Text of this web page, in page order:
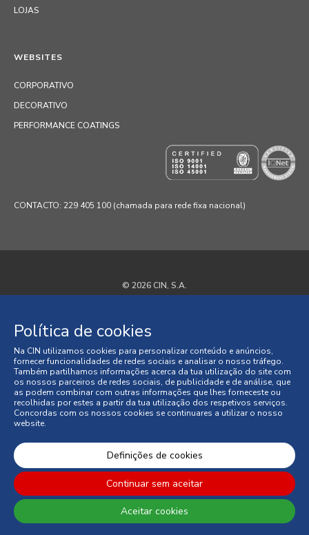
LOJAS
WEBSITES
CORPORATIVO
DECORATIVO
PERFORMANCE COATINGS
CONTACTO: 229 405 100 (chamada para rede fixa nacional)
© 2026 CIN, S.A.
Política de Privacidade
Política de Cookies
Faqs
Litígios de Consumo
Condições Gerais de Venda
Política de cookies
Na CIN utilizamos cookies para personalizar conteúdo e anúncios,
fornecer funcionalidades de redes sociais e analisar o nosso tráfego.
Também partilhamos informações acerca da tua utilização do site com
os nossos parceiros de redes sociais, de publicidade e de análise, que
as podem combinar com outras informações que lhes forneceste ou
recolhidas por estes a partir da tua utilização dos respetivos serviços.
Concordas com os nossos cookies se continuares a utilizar o nosso
website.
Definições de cookies
Continuar sem aceitar
Aceitar cookies